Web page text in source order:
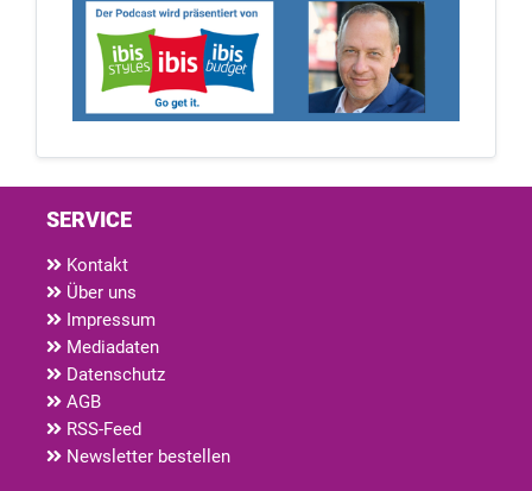
SERVICE
Kontakt
Über uns
Impressum
Mediadaten
Datenschutz
AGB
RSS-Feed
Newsletter bestellen